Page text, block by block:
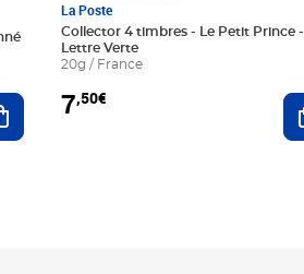
Ajouter au panier
La Poste
Collector 4 timbres - Le Petit Prince -
Lettre Verte
20g / France
7,50€